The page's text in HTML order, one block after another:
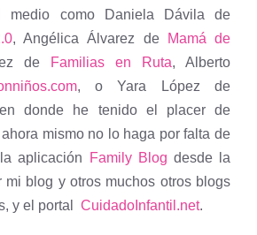
medio como Daniela Dávila de
, Angélica Álvarez de
Mamá de
de Familias en Ruta, Alberto
, o Yara López de
donde he tenido el placer de
mismo no lo haga por falta de
aplicación
Family Blog desde la
mi blog y otros muchos otros blogs
y el portal
CuidadoInfantil.net.